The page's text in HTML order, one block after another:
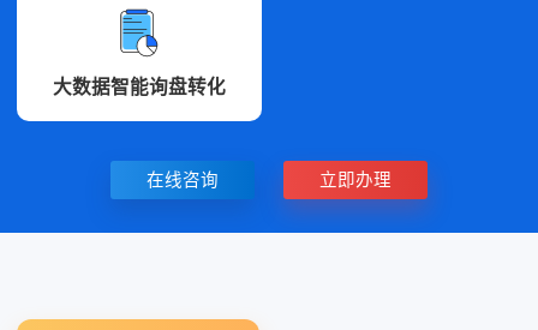
大数据智能询盘转化
在线咨询 立即办理